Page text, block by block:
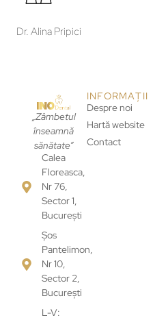
Dr. Alina Pripici
„Zâmbetul
înseamnă
sănătate”
Calea
Floreasca,
Nr 76,
Sector 1,
București
Șos
Pantelimon,
Nr 10,
Sector 2,
București
L-V:
INFORMAȚII
Despre noi
Hartă website
Contact